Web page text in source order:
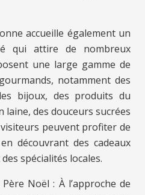
accueille également un
qui attire de nombreux
une large gamme de
notamment des
bijoux, des produits du
des douceurs sucrées
peuvent profiter de
découvrant des cadeaux
spécialités locales.
Noël : À l’approche de